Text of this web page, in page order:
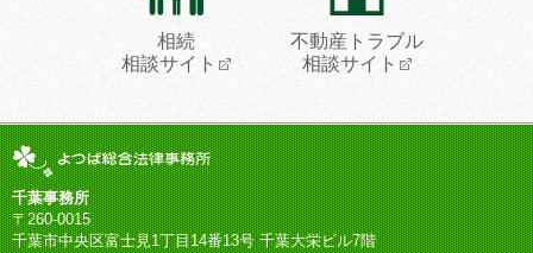
相続
相談サイト
不動産トラブル
相談サイト
千葉事務所
〒260-0015
千葉市中央区富士見1丁目14番13号 千葉大栄ビル7階